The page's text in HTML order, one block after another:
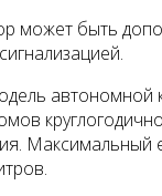
может быть
автономной
Максимальный